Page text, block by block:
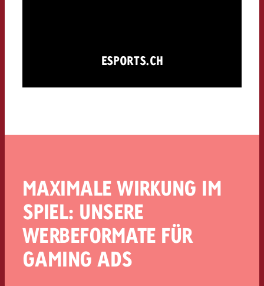
ESPORTS.CH
MAXIMALE WIRKUNG IM
SPIEL: UNSERE
WERBEFORMATE FÜR
GAMING ADS